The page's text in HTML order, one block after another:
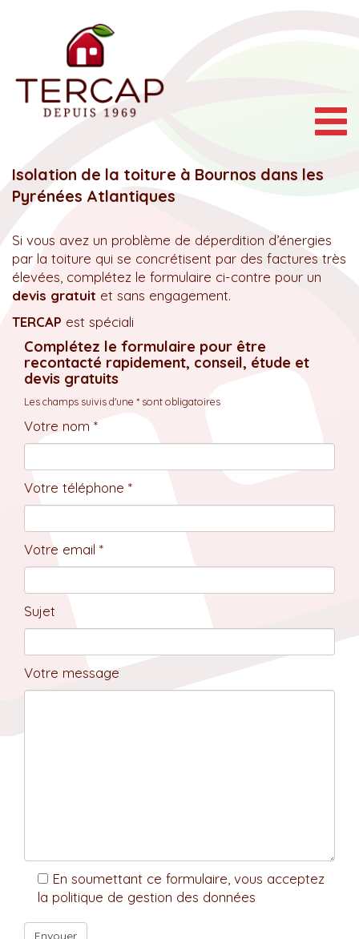
Isolation de la toiture à Bournos dans les
Pyrénées Atlantiques
Si vous avez un problème de déperdition d’énergies
par la toiture qui se concrétisent par des factures très
élevées, complétez le formulaire ci-contre pour un
devis gratuit et sans engagement.
TERCAP est spéciali
Complétez le formulaire pour être
recontacté rapidement, conseil, étude et
devis gratuits
Les champs suivis d'une * sont obligatoires
Votre nom *
Votre téléphone *
Votre email *
Sujet
Votre message
En soumettant ce formulaire, vous acceptez
la politique de gestion des données